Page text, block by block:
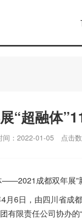
“超融体
间：2022-01-05 点击数
成都双年展”
月6日，由四川省成
有限责任公司协办